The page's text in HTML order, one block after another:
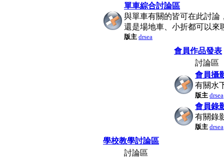
單車綜合討論區
與單車有關的皆可在此討論
還是場地車、小折都可以來
版主 drsea
會員作品發表
討論區
會員攝
有關水
版主 drsea
會員錄
有關錄
版主 drsea
學校教學討論區
討論區